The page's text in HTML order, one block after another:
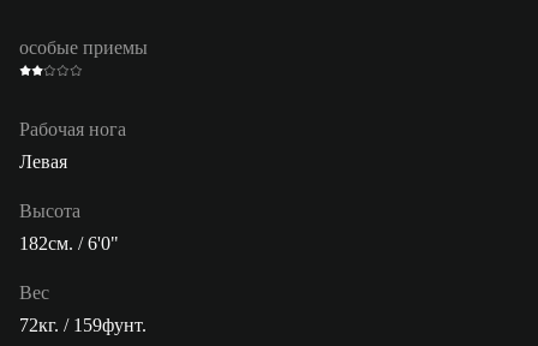
особые приемы
Рабочая нога
Левая
Высота
182см. / 6'0"
Вес
72кг. / 159фунт.